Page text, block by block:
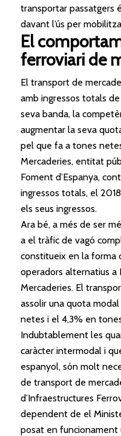
transportar passatgers
davant l’ús per
El
ferroviari de
Eltransport de
amb ingressos totals
seva banda, la
augmentar la seva
pel que fa a tones
Mercaderies, entitat
Foment d’Espanya,
ingressos totals, el
els seus ingressos.
Ara bé, a més de ser
a eltràfic de vagó
constitueix en la forma
operadors alternatius a
Mercaderies. El
assolir una quota
netes i el4,3% en
Indubtablement les
caràcter intermodali
espanyol, són molt
de transport de
d’Infraestructures
dependent de el
posat en funcionament